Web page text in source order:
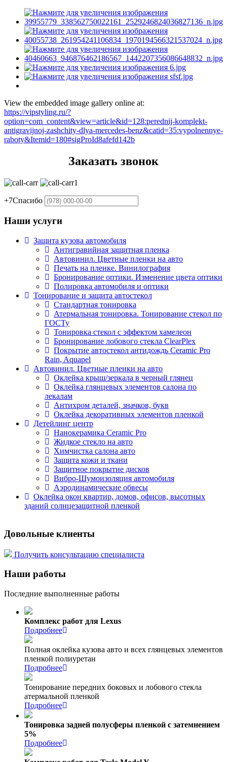
View the embedded image gallery online at:
https://vipstyling.ru/?
option=com_content&view=article&id=128:perednij-komplekt-
antigravijnoj-zashchity-dlya-mercedes-benz&catid=35:vypolnennye-
raboty&Itemid=180#sigProId8afefd142b
Заказать звонок
+7Спасибо
Наши услуги
Защита кузова автомобиля
Антигравийная защитная пленка
Автовинил. Цветные пленки на авто
Печать на пленке. Винилография
Бронирование оптики. Изменение цвета оптики
Полировка автомобиля и оптики
Тонирование и защита автостекол
Стандартная тонировка
Атермальная тонировка. Тонирование стекол по
ГОСТу
Тонировка стекол с эффектом хамелеон
Бронирование лобового стекла ClearPlex
Покрытие автостекол антидождь Ceramic Pro
Rain, Aquapel
Автовинил. Цветные пленки на авто
Оклейка крыш/зеркала в черный глянец
Оклейка глянцевых элементов салона по
лекалам
Антихром деталей, значков, букв
Оклейка декоративных элементов пленкой
Детейлинг центр
Нанокерамика Ceramic Pro
Жидкое стекло на авто
Химчистка салона авто
Защита кожи и ткани
Защитное покрытие дисков
Вибро-Шумоизоляция автомобиля
Аэродинамические обвесы
Оклейка окон квартир, домов, офисов, высотных
зданий солнцезащитной пленкой
Довольные клиенты
Получить консультацию специалиста
Наши работы
Последние выполненные работы
Комплекс работ для Lexus
Подробнее
Полная оклейка кузова авто и всех глянцевых элементов
пленкой полиуретан
Подробнее
Тонирование передних боковых и лобового стекла
атермальной пленкой
Подробнее
Тонировка задней полусферы пленкой с затемнением
5%
Подробнее